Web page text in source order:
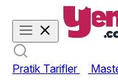
Pratik Tarifler